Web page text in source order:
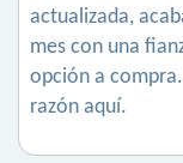
actualizada,
mes con una
opción a
razón aquí.